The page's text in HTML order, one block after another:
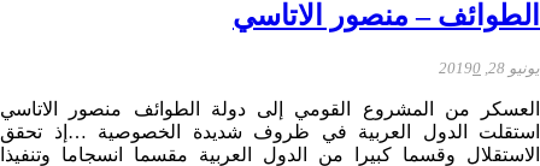
الطوائف – منصور الاتاسي
يونيو 28, 2019 0
العسكر من المشروع القومي إلى دولة الطوائف منصور الاتاسي
استقلت الدول العربية في ظروف شديدة الخصوصية …إذ تحقق
الاستقلال وقسما كبيرا من الدول العربية مقسما انسجاما وتنفيذا